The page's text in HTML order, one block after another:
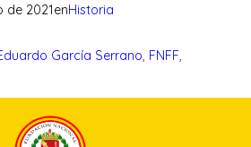
de 2021enHistoria
García Serrano, FNFF